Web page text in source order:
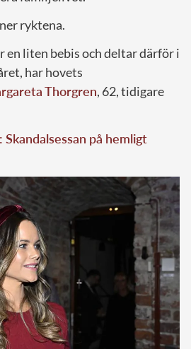
ryktena.
en liten bebis och deltar därför i
har hovets
Thorgren, 62, tidigare
Skandalsessan på hemligt